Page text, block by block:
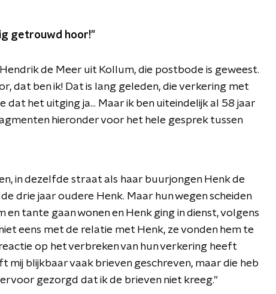
getrouwd hoor!"
de Meer uit Kollum, die postbode is geweest.
dat ben ik! Dat is lang geleden, die verkering met
het uitging ja... Maar ik ben uiteindelijk al 58 jaar
hieronder voor het hele gesprek tussen
in dezelfde straat als haar buurjongen Henk de
drie jaar oudere Henk. Maar hun wegen scheiden
en tante gaan wonen en Henk ging in dienst, volgens
eens met de relatie met Henk, ze vonden hem te
op het verbreken van hun verkering heeft
mij blijkbaar vaak brieven geschreven, maar die heb
gezorgd dat ik de brieven niet kreeg.”